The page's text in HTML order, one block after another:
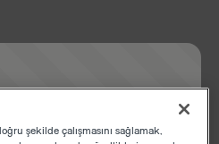
şekilde çalışmasını sağlamak,